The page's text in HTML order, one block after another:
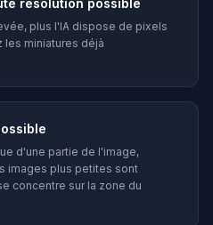
résolution possible
plus l'IA dispose de pixels
les miniatures déjà
d'une partie de l'image,
images plus petites sont
concentre sur la zone du